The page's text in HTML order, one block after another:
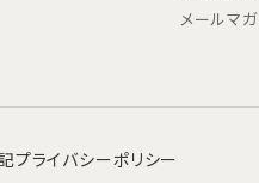
メールマ
プライバシーポリシー